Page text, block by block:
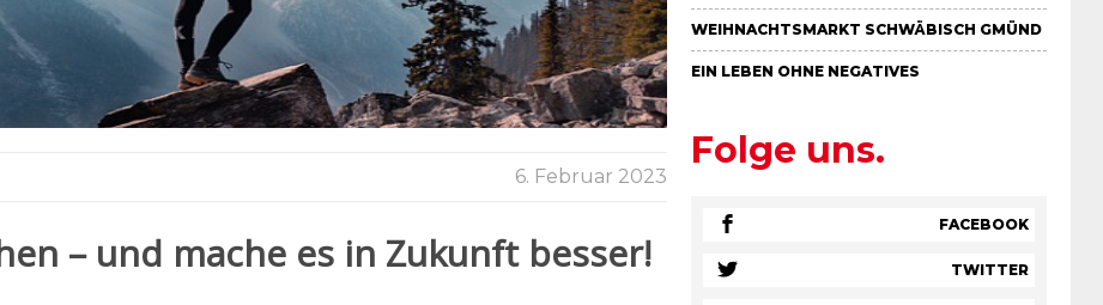
6. Februar 2023
– und mache es in Zukunft besser!
WEIHNACHTSMARKT SCHWÄBISCH GMÜND
EIN LEBEN OHNE NEGATIVES
Folge uns.
FACEBOOK
TWITTER